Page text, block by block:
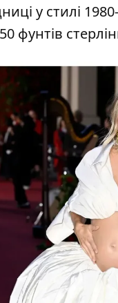
у стилі
фунтів